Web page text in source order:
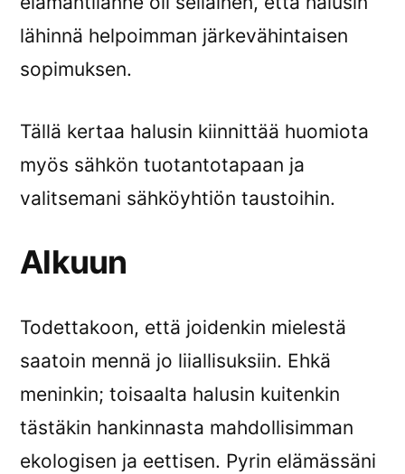
lähinnä helpoimman järkevähintaisen
sopimuksen.
Tällä kertaa halusin kiinnittää huomiota
myös sähkön tuotantotapaan ja
valitsemani sähköyhtiön taustoihin.
Alkuun
Todettakoon, että joidenkin mielestä
saatoin mennä jo liiallisuksiin. Ehkä
meninkin; toisaalta halusin kuitenkin
tästäkin hankinnasta mahdollisimman
ekologisen ja eettisen. Pyrin elämässäni